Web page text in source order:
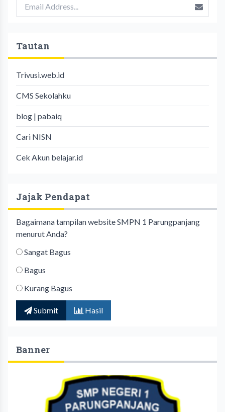
Tautan
Trivusi.web.id
CMS Sekolahku
blog | pabaiq
Cari NISN
Cek Akun belajar.id
Jajak Pendapat
Bagaimana tampilan website SMPN 1 Parungpanjang
menurut Anda?
Sangat Bagus
Bagus
Kurang Bagus
Submit Hasil
Banner